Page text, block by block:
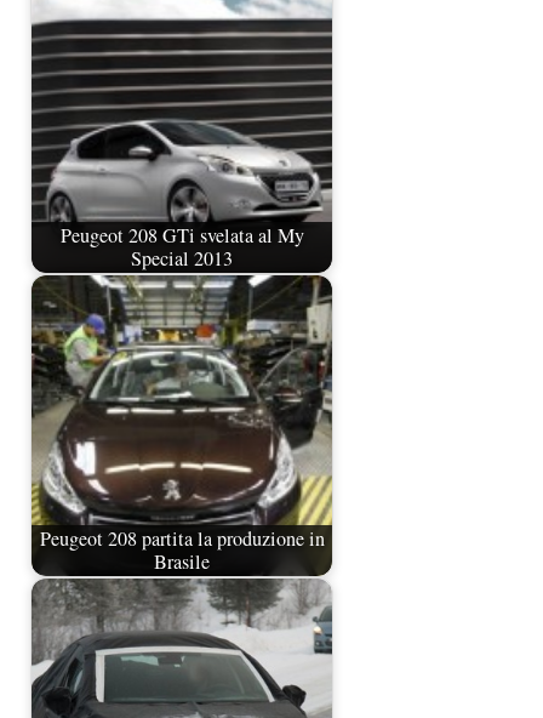
Peugeot 208 GTi svelata al My
Special 2013
Peugeot 208 partita la produzione in
Brasile